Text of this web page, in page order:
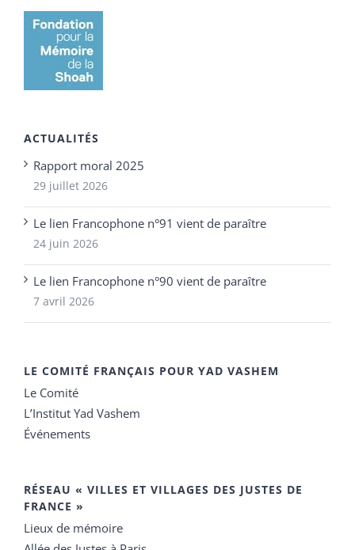
ACTUALITÉS
Rapport moral 2025
29 juillet 2026
Le lien Francophone n°91 vient de paraître
24 juin 2026
Le lien Francophone n°90 vient de paraître
7 avril 2026
LE COMITÉ FRANÇAIS POUR YAD VASHEM
Le Comité
L’Institut Yad Vashem
Événements
RÉSEAU « VILLES ET VILLAGES DES JUSTES DE
FRANCE »
Lieux de mémoire